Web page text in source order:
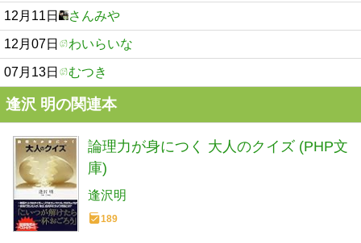
12月11日 さんみや
12月07日 わいらいな
07月13日 むつき
逢沢 明の関連本
論理力が身につく 大人のクイズ (PHP文
庫)
逢沢明
189